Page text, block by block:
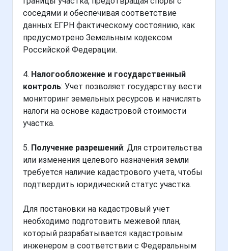
соседями и обеспечивая соответствие
данных ЕГРН фактическому состоянию, как
предусмотрено Земельным кодексом
Российской Федерации.
4. Налогообложение и государственный
контроль: Учет позволяет государству вести
мониторинг земельных ресурсов и начислять
налоги на основе кадастровой стоимости
участка.
5. Получение разрешений: Для строительства
или изменения целевого назначения земли
требуется наличие кадастрового учета, чтобы
подтвердить юридический статус участка.
Для постановки на кадастровый учет
необходимо подготовить межевой план,
который разрабатывается кадастровым
инженером в соответствии с Федеральным